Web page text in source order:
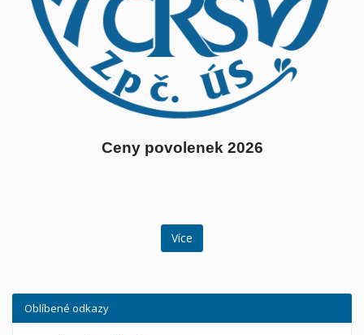
Ceny povolenek 2026
Více
Oblíbené odkazy